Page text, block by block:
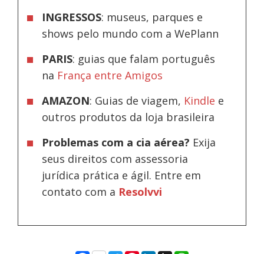
INGRESSOS: museus, parques e
shows pelo mundo com a WePlann
PARIS: guias que falam português
na França entre Amigos
AMAZON: Guias de viagem, Kindle e
outros produtos da loja brasileira
Problemas com a cia aérea? Exija
seus direitos com assessoria
jurídica prática e ágil. Entre em
contato com a Resolvvi